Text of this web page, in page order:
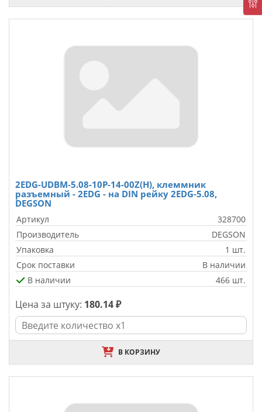
2EDG-UDBM-5.08-10P-14-00Z(H), клеммник
разъемный - 2EDG - на DIN рейку 2EDG-5.08,
DEGSON
Артикул
328700
Производитель
DEGSON
Упаковка
1 шт.
Срок поставки
В наличии
В наличии
466 шт.
Цена за штуку: 180.14 ₽
В КОРЗИНУ